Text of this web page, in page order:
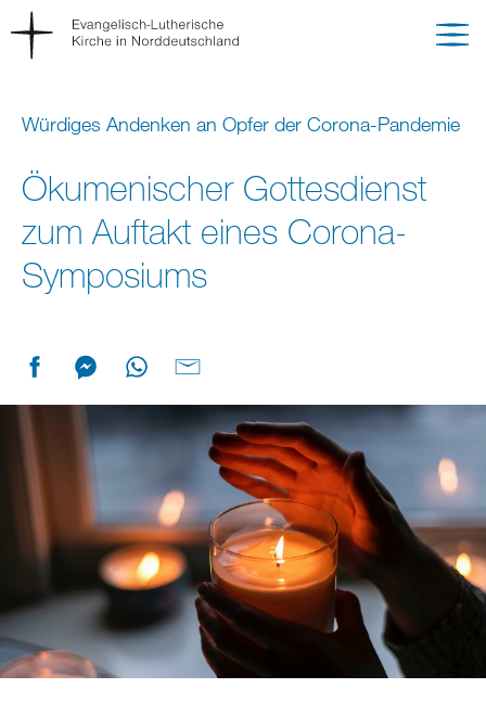
Würdiges Andenken an Opfer der Corona-Pandemie
Ökumenischer Gottesdienst
zum Auftakt eines Corona-
Symposiums